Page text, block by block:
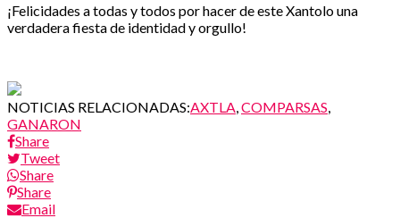
¡Felicidades a todas y todos por hacer de este Xantolo una
verdadera fiesta de identidad y orgullo!
NOTICIAS RELACIONADAS:AXTLA COMPARSAS
GANARON
Share
Tweet
Share
Share
Email